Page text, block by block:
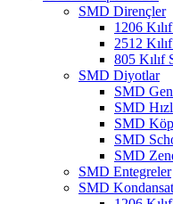
SMD Dirençler
1206
2512
805 Kılıf
SMD Diyotlar
SMD
SMD
SMD
SMD
SMD
SMD Entegreler
SMD